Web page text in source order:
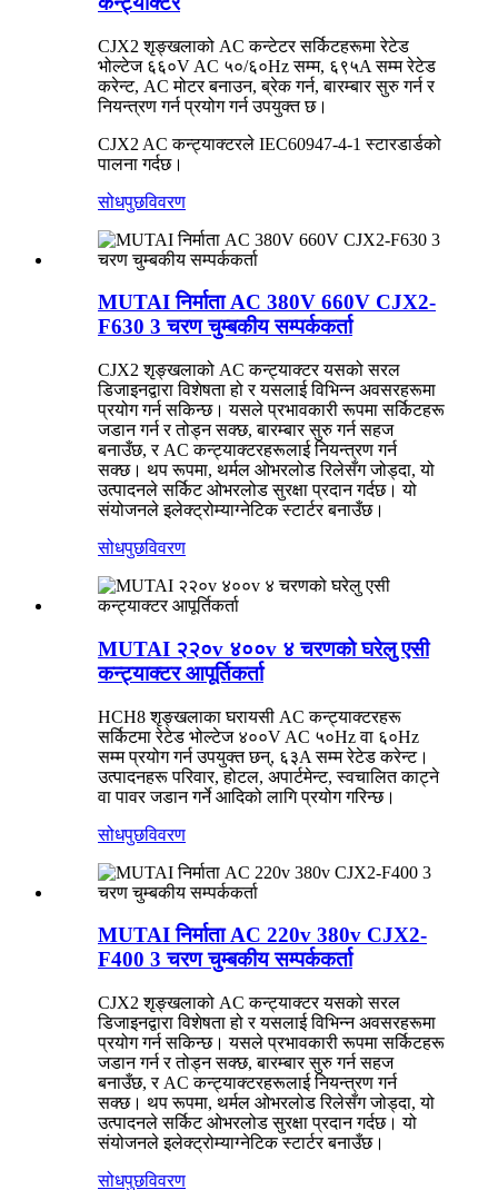
CJX2 शृङ्खलाको AC कन्टेटर सर्किटहरूमा रेटेड
भोल्टेज ६६०V AC ५०/६०Hz सम्म, ६९५A सम्म रेटेड
करेन्ट, AC मोटर बनाउन, ब्रेक गर्न, बारम्बार सुरु गर्न र
नियन्त्रण गर्न प्रयोग गर्न उपयुक्त छ।
CJX2 AC कन्ट्याक्टरले IEC60947-4-1 स्टारडार्डको
पालना गर्दछ।
सोधपुछविवरण
MUTAI निर्माता AC 380V 660V CJX2-
F630 3 चरण चुम्बकीय सम्पर्ककर्ता
CJX2 शृङ्खलाको AC कन्ट्याक्टर यसको सरल
डिजाइनद्वारा विशेषता हो र यसलाई विभिन्न अवसरहरूमा
प्रयोग गर्न सकिन्छ। यसले प्रभावकारी रूपमा सर्किटहरू
जडान गर्न र तोड्न सक्छ, बारम्बार सुरु गर्न सहज
बनाउँछ, र AC कन्ट्याक्टरहरूलाई नियन्त्रण गर्न
सक्छ। थप रूपमा, थर्मल ओभरलोड रिलेसँग जोड्दा, यो
उत्पादनले सर्किट ओभरलोड सुरक्षा प्रदान गर्दछ। यो
संयोजनले इलेक्ट्रोम्याग्नेटिक स्टार्टर बनाउँछ।
सोधपुछविवरण
MUTAI २२०v ४००v ४ चरणको घरेलु एसी
कन्ट्याक्टर आपूर्तिकर्ता
HCH8 शृङ्खलाका घरायसी AC कन्ट्याक्टरहरू
सर्किटमा रेटेड भोल्टेज ४००V AC ५०Hz वा ६०Hz
सम्म प्रयोग गर्न उपयुक्त छन्, ६३A सम्म रेटेड करेन्ट।
उत्पादनहरू परिवार, होटल, अपार्टमेन्ट, स्वचालित काट्ने
वा पावर जडान गर्ने आदिको लागि प्रयोग गरिन्छ।
सोधपुछविवरण
MUTAI निर्माता AC 220v 380v CJX2-
F400 3 चरण चुम्बकीय सम्पर्ककर्ता
CJX2 शृङ्खलाको AC कन्ट्याक्टर यसको सरल
डिजाइनद्वारा विशेषता हो र यसलाई विभिन्न अवसरहरूमा
प्रयोग गर्न सकिन्छ। यसले प्रभावकारी रूपमा सर्किटहरू
जडान गर्न र तोड्न सक्छ, बारम्बार सुरु गर्न सहज
बनाउँछ, र AC कन्ट्याक्टरहरूलाई नियन्त्रण गर्न
सक्छ। थप रूपमा, थर्मल ओभरलोड रिलेसँग जोड्दा, यो
उत्पादनले सर्किट ओभरलोड सुरक्षा प्रदान गर्दछ। यो
संयोजनले इलेक्ट्रोम्याग्नेटिक स्टार्टर बनाउँछ।
सोधपुछविवरण